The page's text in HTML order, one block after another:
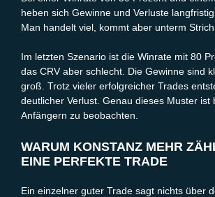
heben sich Gewinne und Verluste
Man handelt viel, kommt aber unterm Strich
Im letzten Szenario ist die Winrate mit 80
das CRV aber schlecht. Die Gewinne sind
groß. Trotz vieler erfolgreicher Trades
deutlicher Verlust. Genau dieses Muster ist
Anfängern zu beobachten.
WARUM KONSTANZ MEHR
EINE PERFEKTE TRADE
Ein einzelner guter Trade sagt nichts über